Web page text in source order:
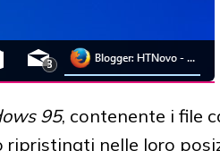
95, contenente i file
ripristinati nelle loro